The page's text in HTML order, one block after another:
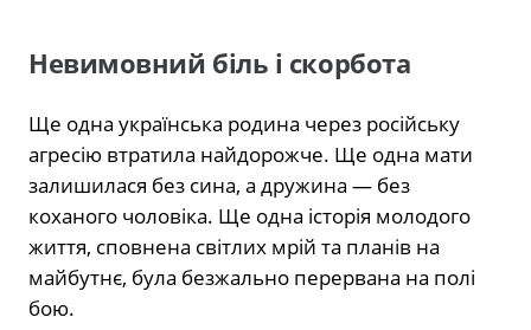
Невимовний біль і скорбота
Ще одна українська родина через російську
агресію втратила найдорожче. Ще одна мати
залишилася без сина, а дружина — без
коханого чоловіка. Ще одна історія молодого
життя, сповнена світлих мрій та планів на
майбутнє, була безжально перервана на полі
бою.